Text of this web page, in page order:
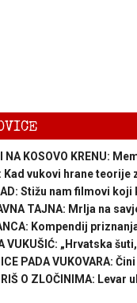
NA KOSOVO KRENU:
Kad vukovi hrane teorije
Stižu nam filmovi
TAJNA: Mrlja na
Kompendij
VUKUŠIĆ: „Hrvatska
PADA VUKOVARA:
O ZLOČINIMA: